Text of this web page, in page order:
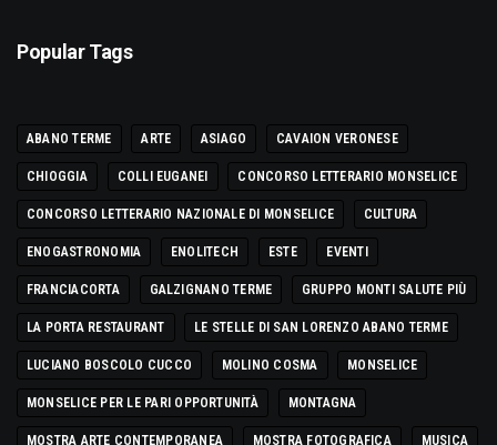
Popular Tags
ABANO TERME ARTE ASIAGO CAVAION VERONESE
CHIOGGIA COLLI EUGANEI CONCORSO LETTERARIO MONSELICE
CONCORSO LETTERARIO NAZIONALE DI MONSELICE CULTURA
ENOGASTRONOMIA ENOLITECH ESTE EVENTI
FRANCIACORTA GALZIGNANO TERME GRUPPO MONTI SALUTE PIÙ
LA PORTA RESTAURANT LE STELLE DI SAN LORENZO ABANO TERME
LUCIANO BOSCOLO CUCCO MOLINO COSMA MONSELICE
MONSELICE PER LE PARI OPPORTUNITÀ MONTAGNA
MOSTRA ARTE CONTEMPORANEA MOSTRA FOTOGRAFICA MUSICA